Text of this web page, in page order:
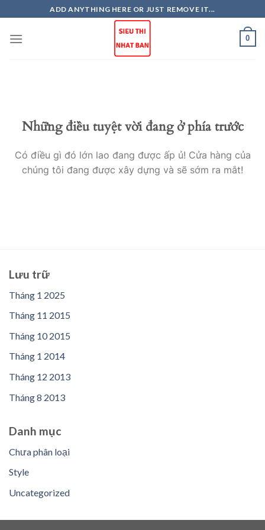
to
content
ADD ANYTHING HERE OR JUST REMOVE IT...
0
Những điều tuyệt vời đang ở phía trước
Có điều gì đó lớn lao đang được ấp ủ! Cửa hàng của
chúng tôi đang được xây dựng và sẽ sớm ra mắt!
Lưu trữ
Tháng 1 2025
Tháng 11 2015
Tháng 10 2015
Tháng 1 2014
Tháng 12 2013
Tháng 8 2013
Danh mục
Chưa phân loại
Style
Uncategorized